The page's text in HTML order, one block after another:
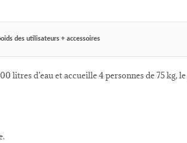
des utilisateurs + accessoires
litres d’eau et accueille 4 personnes de 75 kg,